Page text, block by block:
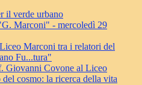
il verde urbano
Marconi" - mercoledì 29
Marconi tra i relatori del
Fu...tura"
Giovanni Covone al Liceo
cosmo: la ricerca della vita